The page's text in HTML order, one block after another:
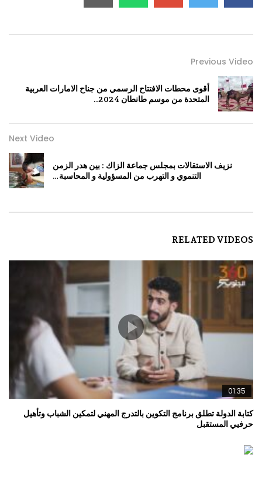
Previous Video
أقوى محطات الافتتاح الرسمي من جناح الامارات العربية
المتحدة من موسم طانطان 2024..
Next Video
نزيف الاستقالات بمجلس جماعة الزاك : بين هدر الزمن
التنموي و التهرب من المسؤولية و المحاسبة…
RELATED VIDEOS
01:35
كتابة الدولة تطلق برنامج التكوين بالتدرج المهني لتمكين الشباب وتأهيل
حرفيي المستقبل